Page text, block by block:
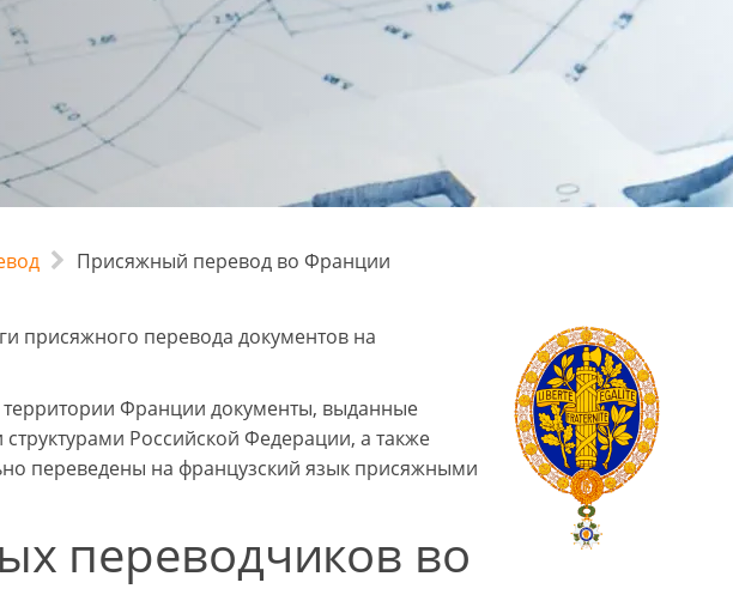
Присяжный перевод во Франции
присяжного перевода документов на
Франции документы, выданные
Российской Федерации, а также
переведены на французский язык присяжными
переводчиков во